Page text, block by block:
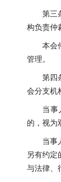
第三
构负责仲
本会
管理。
第四
会分支机
当事
的，视为
当事
另有约定
与法律、